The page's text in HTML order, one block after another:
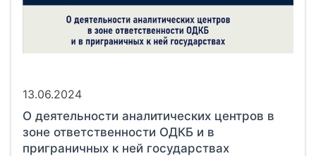
13.06.2024
О деятельности аналитических центров в
зоне ответственности ОДКБ и в
приграничных к ней государствах